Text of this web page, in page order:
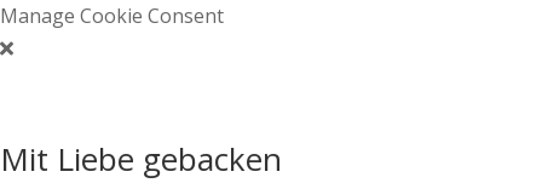
Manage Cookie Consent
Mit Liebe gebacken